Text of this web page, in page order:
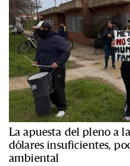
La apuesta del pleno a
dólares insuficientes,
ambiental